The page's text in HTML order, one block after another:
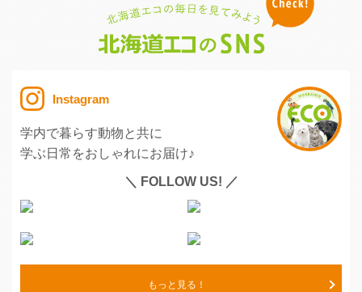
Instagram
学内で暮らす動物と共に
学ぶ日常をおしゃれにお届け♪
＼ FOLLOW US! ／
もっと見る！